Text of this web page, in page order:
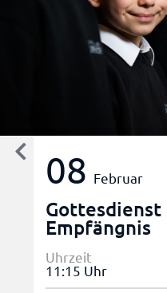
08 Februar
Gottesdienst
Empfängnis
Uhrzeit
11:15 Uhr